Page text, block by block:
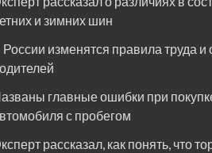
и зимних шин
России изменятся правила труда и
главные ошибки при
с пробегом
рассказал, как понять, что